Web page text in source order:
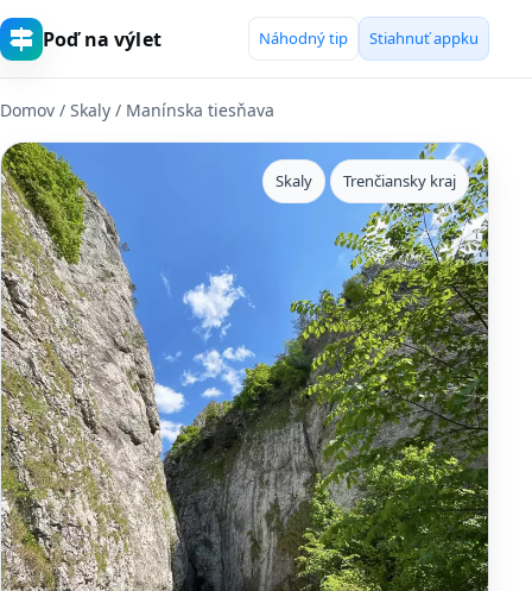
Poď na výlet Náhodný tip Stiahnuť appku
Domov / Skaly / Manínska tiesňava
Skaly Trenčiansky kraj